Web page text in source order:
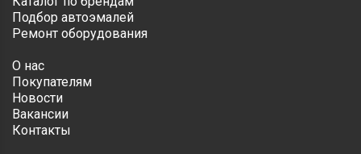
Подбор автоэмалей
Ремонт оборудования
О нас
Покупателям
Новости
Вакансии
Контакты